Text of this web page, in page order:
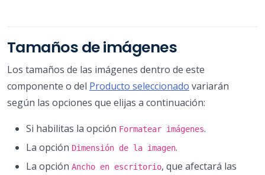
Tamaños de imágenes
Los tamaños de las imágenes dentro de este
componente o del Producto seleccionado variarán
según las opciones que elijas a continuación:
Si habilitas la opción Formatear imágenes.
La opción Dimensión de la imagen.
La opción Ancho en escritorio, que afectará las